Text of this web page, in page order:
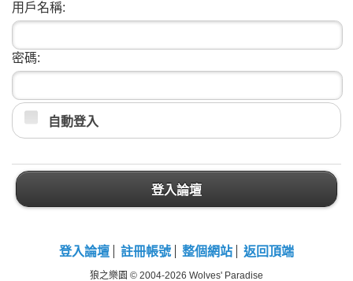
用戶名稱:
密碼:
自動登入
登入論壇
登入論壇 註冊帳號 整個網站 返回頂端
狼之樂園 © 2004-2026 Wolves' Paradise